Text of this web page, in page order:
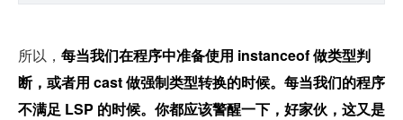
所以， 每当我们在程序中准备使用 instanceof 做类型判
断，或者用 cast 做强制类型转换的时候。每当我们的程序
不满足 LSP 的时候。你都应该警醒一下，好家伙，这又是